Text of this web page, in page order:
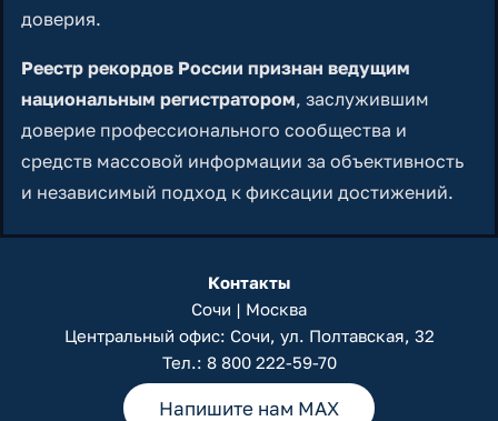
доверия.
Реестр рекордов России признан ведущим
национальным регистратором, заслужившим
доверие профессионального сообщества и
средств массовой информации за объективность
и независимый подход к фиксации достижений.
Контакты
Сочи | Москва
Центральный офис: Сочи, ул. Полтавская, 32
Тел.: 8 800 222-59-70
Напишите нам MAX